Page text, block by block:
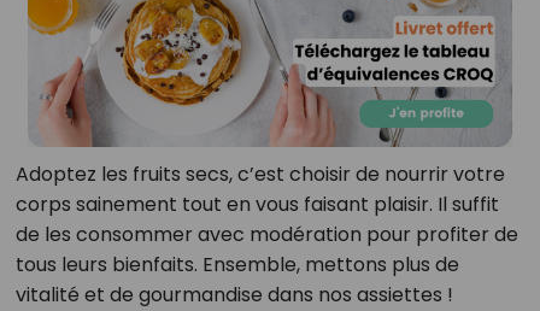
Adoptez les fruits secs, c’est choisir de nourrir votre
corps sainement tout en vous faisant plaisir. Il suffit
de les consommer avec modération pour profiter de
tous leurs bienfaits. Ensemble, mettons plus de
vitalité et de gourmandise dans nos assiettes !